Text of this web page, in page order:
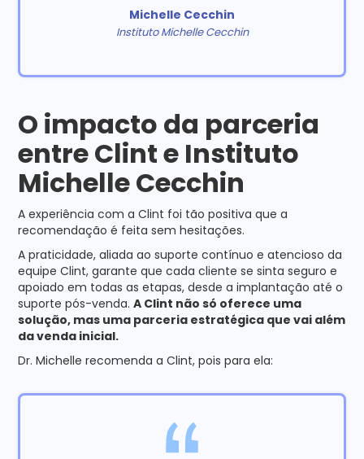
Michelle Cecchin
Instituto Michelle Cecchin
O impacto da parceria
entre Clint e Instituto
Michelle Cecchin
A experiência com a Clint foi tão positiva que a
recomendação é feita sem hesitações.
A praticidade, aliada ao suporte contínuo e atencioso da
equipe Clint, garante que cada cliente se sinta seguro e
apoiado em todas as etapas, desde a implantação até o
suporte pós-venda.A Clint não só oferece uma
solução, mas uma parceria estratégica que vai além
da venda inicial.
Dr. Michelle recomenda a Clint, pois para ela: